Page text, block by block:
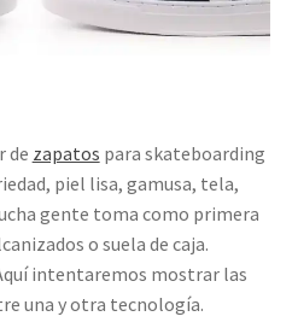
de zapatos para skateboarding
piel lisa, gamusa, tela,
gente toma como primera
o suela de caja.
intentaremos mostrar las
una y otra tecnología.